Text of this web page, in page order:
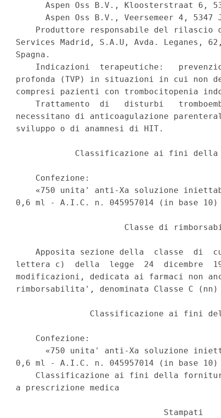
Aspen Oss B.V., Kloosterstraat 6,
Aspen Oss B.V., Veersemeer 4, 5347
Produttore responsabile del rilascio
Services Madrid, S.A.U, Avda. Leganes,
Spagna.
Indicazioni  terapeutiche:
profonda (TVP) in situazioni in cui non
compresi pazienti con trombocitopenia
Trattamento  di   disturbi
necessitano di anticoagulazione
sviluppo o di anamnesi di HIT.
Classificazione ai fini
    Confezione:
«750 unita' anti-Xa soluzione
0,6 ml - A.I.C. n. 045957014 (in base 10)
Classe di
Apposita sezione della  classe  di
lettera c)  della  legge  24  dicembre
modificazioni, dedicata ai farmaci non
rimborsabilita', denominata Classe C
Classificazione ai fini
    Confezione:
«750 unita' anti-Xa soluzione
0,6 ml - A.I.C. n. 045957014 (in base 10)
Classificazione ai fini della
a prescrizione medica
                              Stampati